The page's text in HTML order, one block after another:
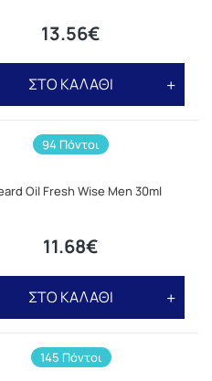
13.56€
ΣΤΟ ΚΑΛΑΘΙ
94 Πόντοι
Oil Fresh Wise Men 30ml
11.68€
ΣΤΟ ΚΑΛΑΘΙ
145 Πόντοι